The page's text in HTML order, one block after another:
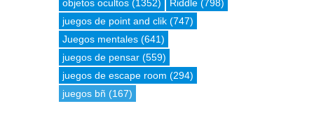
objetos ocultos (1352) Riddle (798)
juegos de point and clik (747)
Juegos mentales (641)
juegos de pensar (559)
juegos de escape room (294)
juegos bñ (167)